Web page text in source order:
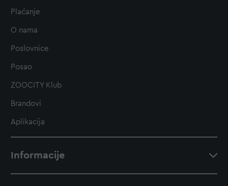
Plaćanje
O nama
Poslovnice
Posao
ZOOCITY Klub
Brandovi
Aplikacija
Informacije